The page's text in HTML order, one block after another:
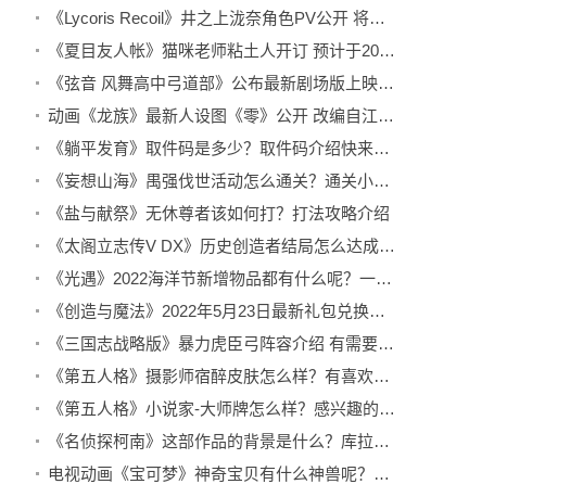
《Lycoris Recoil》井之上泷奈角色PV公开 将于7月开始播出
《夏目友人帐》猫咪老师粘土人开订 预计于2023年1月发售
《弦音 风舞高中弓道部》公布最新剧场版上映纪念新绘插画 改编自绫野琴子创作的同名小说
动画《龙族》最新人设图《零》公开 改编自江南创作的长篇魔幻小说
《躺平发育》取件码是多少？取件码介绍快来看一下吧！
《妄想山海》禺强伐世活动怎么通关？通关小技巧告诉你
《盐与献祭》无休尊者该如何打？打法攻略介绍
《太阁立志传V DX》历史创造者结局怎么达成？达成方法是什么呢？
《光遇》2022海洋节新增物品都有什么呢？一起快来看看吧！
《创造与魔法》2022年5月23日最新礼包兑换码是什么？礼包码在哪领呢？
《三国志战略版》暴力虎臣弓阵容介绍 有需要的玩家不要错过呦！
《第五人格》摄影师宿醉皮肤怎么样？有喜欢的玩家快来了解下吧！
《第五人格》小说家-大师牌怎么样？感兴趣的玩家快来看看吧！
《名侦探柯南》这部作品的背景是什么？库拉索的特殊能力是什么？
电视动画《宝可梦》神奇宝贝有什么神兽呢？小智的皮卡丘能进化吗？